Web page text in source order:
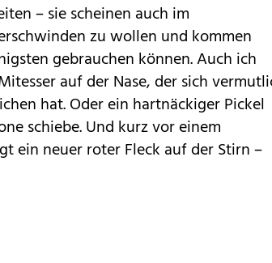
– sie scheinen auch im
zu wollen und kommen
gebrauchen können. Auch ich
auf der Nase, der sich
hat. Oder ein hartnäckiger Pickel
schiebe. Und kurz vor einem
ein neuer roter Fleck auf der Stirn –